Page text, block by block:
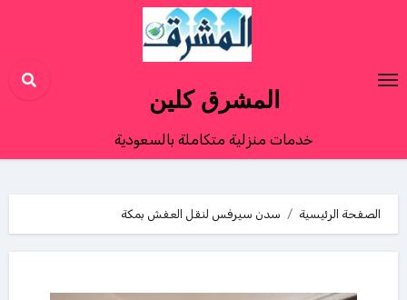
المشرق كلين
خدمات منزلية متكاملة بالسعودية
الصفحة الرئيسية سدن سيرفس لنقل العفش بمكة